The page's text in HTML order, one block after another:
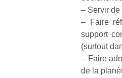
– Servir de
– Faire
support
(surtout
– Faire
de la